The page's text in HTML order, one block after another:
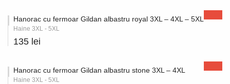
Hanorac cu fermoar Gildan albastru royal 3XL – 4XL – 5XL
Haine 3XL - 5XL
135 lei
Hanorac cu fermoar Gildan albastru stone 3XL – 4XL
Haine 3XL - 5XL